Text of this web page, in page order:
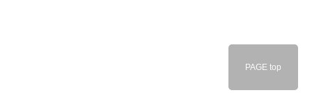
PAGE top